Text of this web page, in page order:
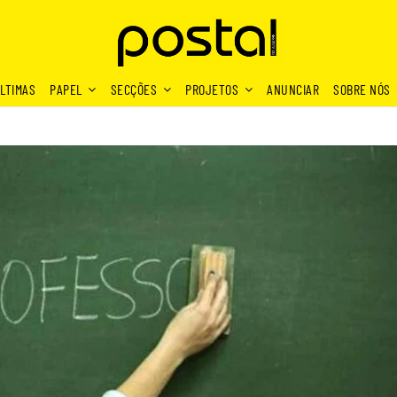
PAPEL SECÇÕES PROJETOS ANUNCIAR SOBRE NÓS